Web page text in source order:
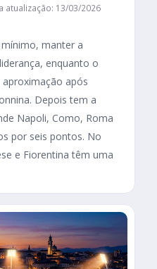
atualização: 13/03/2026
manter a
enquanto o
após
Depois tem a
Napoli, Como, Roma
por seis pontos. No
e Fiorentina têm uma